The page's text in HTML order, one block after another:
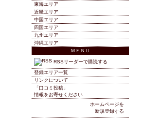
東海エリア
近畿エリア
中国エリア
四国エリア
九州エリア
沖縄エリア
ＭＥＮＵ
RSSリーダーで購読する
登録エリア一覧
リンクについて
「口コミ投稿」
情報をお寄せください
ホームページを
新規登録する